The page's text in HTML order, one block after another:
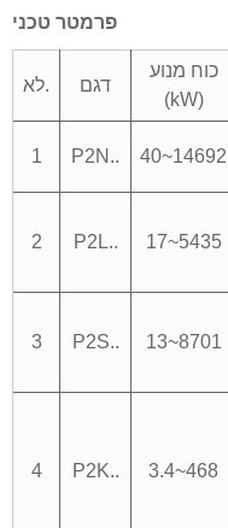
פרמטר טכני
לא. דגם
כוח מנוע
(kW)
1 P2N.. 40~14692
2 P2L.. 17~5435
3 P2S.. 13~8701
4 P2K.. 3.4~468